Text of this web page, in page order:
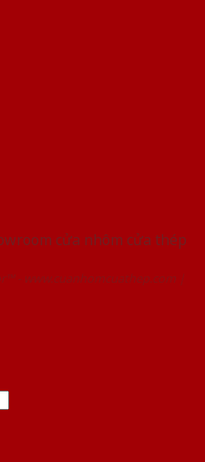
cửa nhôm cửa thép
- www.cuanhomcuathep.com |